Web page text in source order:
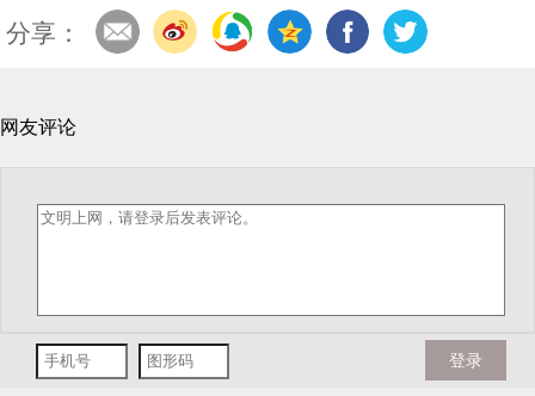
分享：
网友评论
登录